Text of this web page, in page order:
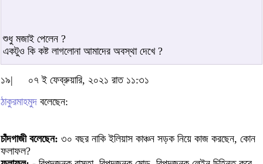
শুধু মজাই পেলেন ?
একটুও কি কষ্ট লাগলোনা আমাদের অবস্থা দেখে ?
১৯|
০৭ ই ফেব্রুয়ারি, ২০২১ রাত ১১:৩১
ঠাকুরমাহমুদ বলেছেন:
চাঁদগাজী বলেছেন: ৩০ বছর নাকি ইলিয়াস কাঞ্চন সড়ক নিয়ে কাজ করছেন, কোন
ফলাফল?